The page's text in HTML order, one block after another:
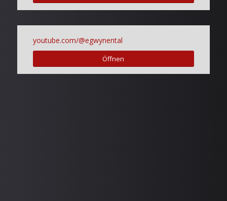
youtube.com/@egwynental
Öffnen